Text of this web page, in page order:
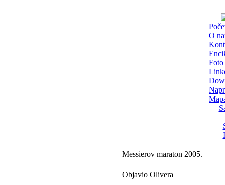
O
Foto
Messierov maraton 2005.
Objavio Olivera